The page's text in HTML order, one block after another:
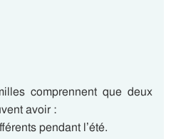
comprennent que deux
avoir :
pendant l’été.